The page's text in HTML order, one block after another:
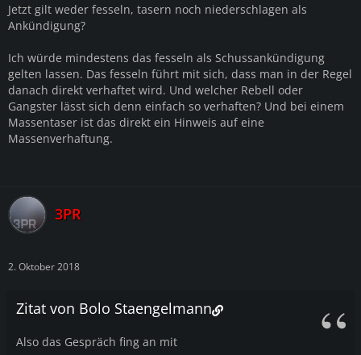
Jetzt gilt weder fesseln, tasern noch niederschlagen als
Ankündigung?
Ich würde mindestens das fesseln als Schussankündigung
gelten lassen. Das fesseln führt mit sich, dass man in der Regel
danach direkt verhaftet wird. Und welcher Rebell oder
Gangster lässt sich denn einfach so verhaften? Und bei einem
Massentaser ist das direkt ein Hinweis auf eine
Massenverhaftung.
3PR
2. Oktober 2018
Zitat von Bolo Staengelmann
Also das Gespräch fing an mit